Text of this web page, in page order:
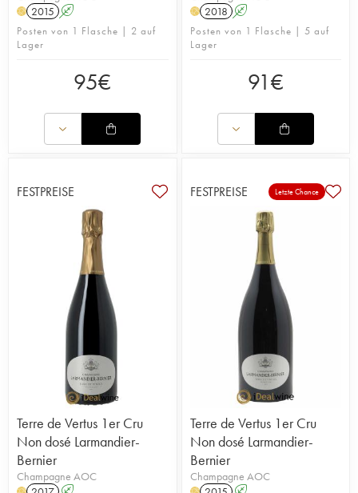
H 2015 A
Posten von 1 Flasche | 2 auf
Lager
95€
H 2018 A
Posten von 1 Flasche | 5 auf
Lager
91€
FESTPREISE
Terre de Vertus 1er Cru
Non dosé Larmandier-
Bernier
Champagne AOC
H
FESTPREISE Letzte Chance
Terre de Vertus 1er Cru
Non dosé Larmandier-
Bernier
Champagne AOC
H